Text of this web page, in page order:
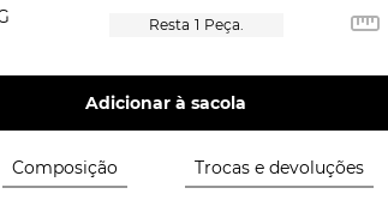
1 Peça.
Adicionar à sacola
Composição Trocas e devoluções